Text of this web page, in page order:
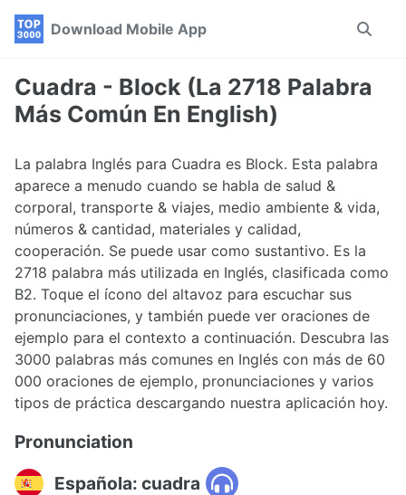
Skip
navigation
Skip
Skip
Download Mobile App
Toggle
Cuadra - Block (La 2718 Palabra
Más Común En English)
La palabra Inglés para Cuadra es Block. Esta palabra
aparece a menudo cuando se habla de salud &
corporal, transporte & viajes, medio ambiente & vida,
números & cantidad, materiales y calidad,
cooperación. Se puede usar como sustantivo. Es la
2718 palabra más utilizada en Inglés, clasificada como
B2. Toque el ícono del altavoz para escuchar sus
pronunciaciones, y también puede ver oraciones de
ejemplo para el contexto a continuación. Descubra las
3000 palabras más comunes en Inglés con más de 60
000 oraciones de ejemplo, pronunciaciones y varios
tipos de práctica descargando nuestra aplicación hoy.
Pronunciation
Española: cuadra